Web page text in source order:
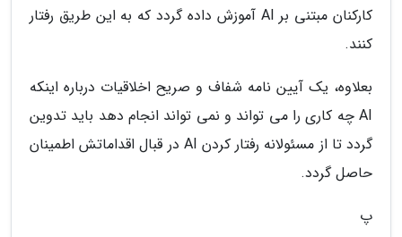
کارکنان مبتنی بر AI آموزش داده گردد که به این طریق رفتار
کنند.
بعلاوه، یک آیین نامه شفاف و صریح اخلاقیات درباره اینکه
AI چه کاری را می تواند و نمی تواند انجام دهد باید تدوین
گردد تا از مسئولانه رفتار کردن AI در قبال اقداماتش اطمینان
حاصل گردد.
پ